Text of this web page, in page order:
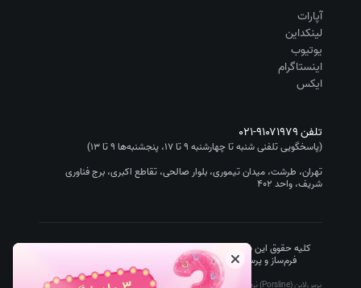
آپارات
لینکداین
یوتیوب
اینستاگرام
ایکس
تلفن۰۲۱-۹۱۰۷۱۹۷۹
(پاسخگویی تلفنی شنبه تا چهارشنبه ۹ تا ۱۷، پنجشنبه‌ها ۹ تا ۱۳)
تهران، طرشت، میدان تیموری، بلوار صالحی، تقاطع اکبری، برج فناوری
شریف، واحد ۴۰۲
کلیه حقوق این سایت متعلق به شرکت سیستم گستر چیستا (نرم افزار
فرم‌ساز و پرسشنامه‌ساز پرس‌لاین/Porsline) است.
پرس‌لاین (Porsline) نرم افزار فرم ساز آنلاین رایگان تحت وب است که ساخت پرسشنامه آنلاین،